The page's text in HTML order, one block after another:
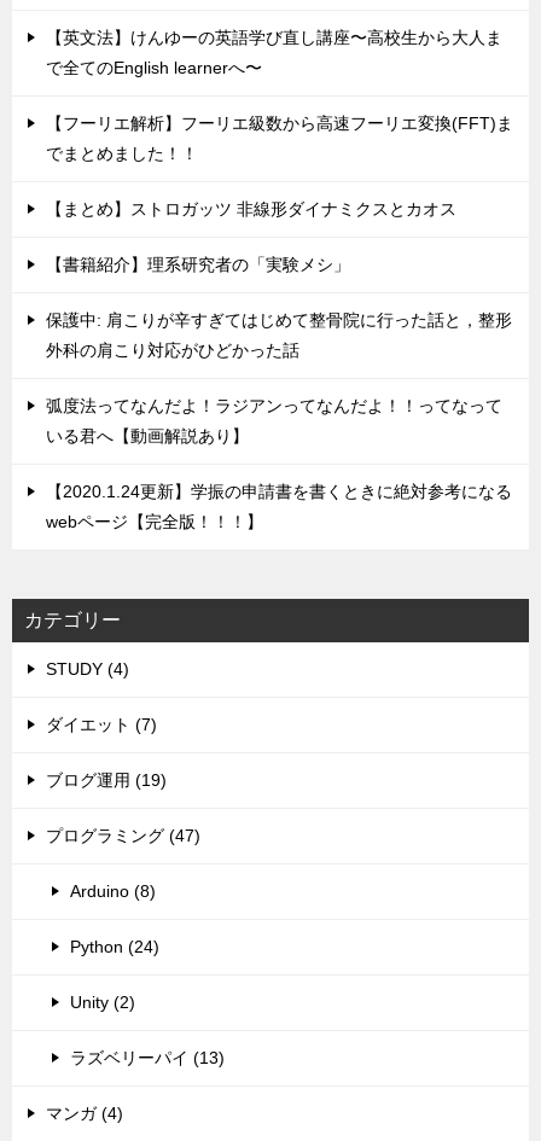
【英文法】けんゆーの英語学び直し講座〜高校生から大人ま
で全てのEnglish learnerへ〜
【フーリエ解析】フーリエ級数から高速フーリエ変換(FFT)ま
でまとめました！！
【まとめ】ストロガッツ 非線形ダイナミクスとカオス
【書籍紹介】理系研究者の「実験メシ」
保護中: 肩こりが辛すぎてはじめて整骨院に行った話と，整形
外科の肩こり対応がひどかった話
弧度法ってなんだよ！ラジアンってなんだよ！！ってなって
いる君へ【動画解説あり】
【2020.1.24更新】学振の申請書を書くときに絶対参考になる
webページ【完全版！！！】
カテゴリー
STUDY (4)
ダイエット (7)
ブログ運用 (19)
プログラミング (47)
Arduino (8)
Python (24)
Unity (2)
ラズベリーパイ (13)
マンガ (4)